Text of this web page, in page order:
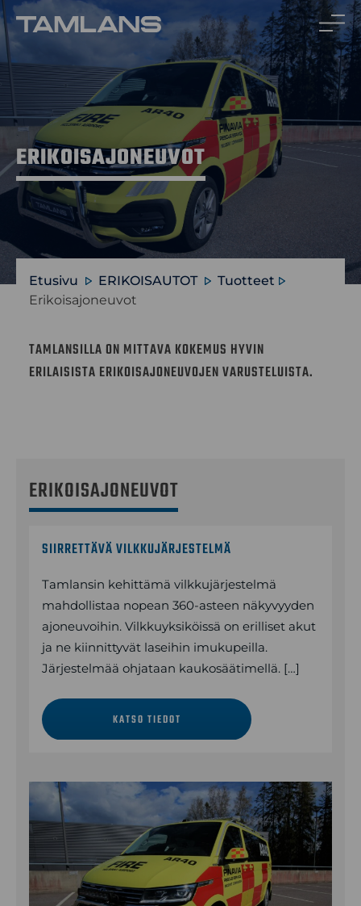
Siirry
sisältöön
ERIKOISAJONEUVOT
Etusivu ERIKOISAUTOT
Tuotteet
Erikoisajoneuvot
TAMLANSILLA ON MITTAVA KOKEMUS HYVIN
ERILAISISTA ERIKOISAJONEUVOJEN VARUSTELUISTA.
ERIKOISAJONEUVOT
SIIRRETTÄVÄ VILKKUJÄRJESTELMÄ
Tamlansin kehittämä vilkkujärjestelmä
mahdollistaa nopean 360-asteen näkyvyyden
ajoneuvoihin. Vilkkuyksiköissä on erilliset akut
ja ne kiinnittyvät laseihin imukupeilla.
Järjestelmää ohjataan kaukosäätimellä. […]
KATSO TIEDOT